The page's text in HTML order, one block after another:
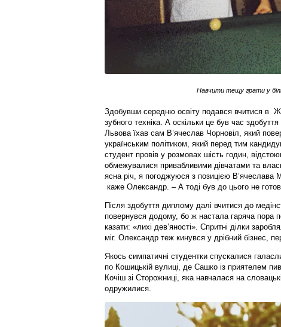
Навчити тещу грати у
Здобувши середню освіту подався вчитися в
зубного техніка. А оскільки це був час
Львова їхав сам В’ячеслав Чорновіл, який
українським політиком, який перед тим
студент провів у розмовах шість годин,
обмежувалися привабливими дівчатами та
ясна річ, я погоджуюся з позицією В’ячеслава
каже Олександр. – А тоді був до цього не
Після здобуття диплому далі вчитися до
повернувся додому, бо ж настала гаряча пора
казати: «лихі дев’яності». Спритні ділки
міг. Олександр теж кинувся у дрібний бізнес,
Якось симпатичні студентки спускалися
по Кошицькій вулиці, де Сашко із приятелем
Кочіш зі Сторожниці, яка навчалася на
одружилися.